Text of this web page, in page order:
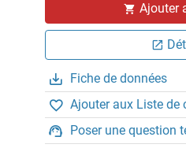
Ajouter
Fiche de données
Ajouter aux Liste de
Poser une question